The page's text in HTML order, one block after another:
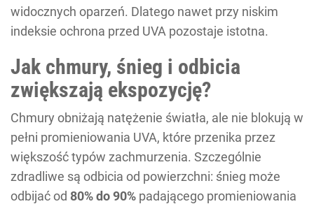
widocznych oparzeń. Dlatego nawet przy niskim
indeksie ochrona przed UVA pozostaje istotna.
Jak chmury, śnieg i odbicia
zwiększają ekspozycję?
Chmury obniżają natężenie światła, ale nie blokują w
pełni promieniowania UVA, które przenika przez
większość typów zachmurzenia. Szczególnie
zdradliwe są odbicia od powierzchni: śnieg może
odbijać od 80% do 90% padającego promieniowania